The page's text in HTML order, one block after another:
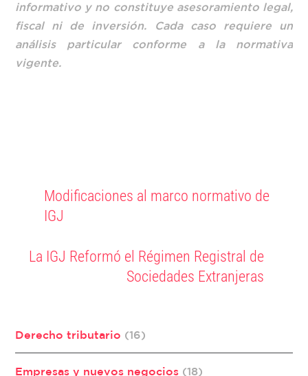
informativo y no constituye asesoramiento legal,
fiscal ni de inversión. Cada caso requiere un
análisis particular conforme a la normativa
vigente.
Modificaciones al marco normativo de
IGJ
La IGJ Reformó el Régimen Registral de
Sociedades Extranjeras
Derecho tributario (16)
Empresas y nuevos negocios (18)